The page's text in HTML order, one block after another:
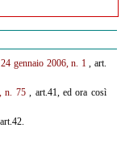
gennaio 2006, n. 1, art.
n. 75, art.41, ed ora così